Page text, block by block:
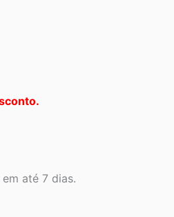
até 7 dias.